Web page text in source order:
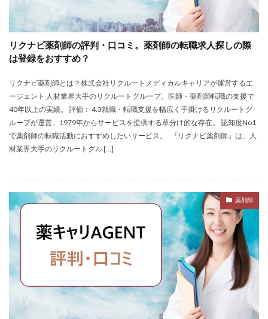
リクナビ薬剤師の評判・口コミ。薬剤師の転職求人探しの際
は登録をおすすめ？
リクナビ薬剤師とは？株式会社リクルートメディカルキャリアが運営するエ
ージェント 人材業界大手のリクルートグループ。医師・薬剤師転職の支援で
40年以上の実績。 評価： 4.3就職・転職支援を幅広く手掛けるリクルートグ
ループが運営。1979年からサービスを提供する草分け的な存在。 認知度No1
で薬剤師の転職活動におすすめしたいサービス。 『リクナビ薬剤師』は、人
材業界大手のリクルートグル […]
薬剤師